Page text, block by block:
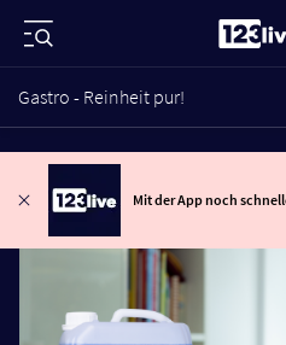
Gastro - Reinheit pur!
Mit der App noch